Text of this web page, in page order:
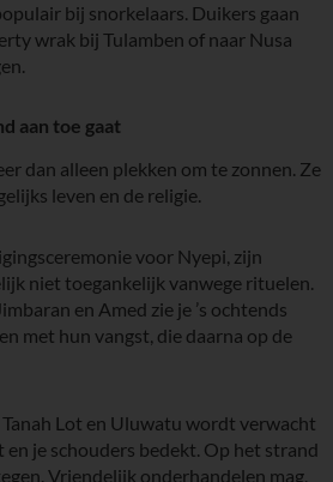
bij snorkelaars. Duikers gaan
wrak bij Tulamben of naar Nusa
aan toe gaat
dan alleen plekken om te zonnen. Ze
leven en de religie.
voor Nyepi, zijn
niet toegankelijk vanwege rituelen.
en Amed zie je ’s ochtends
met hun vangst, die daarna op de
Lot en Uluwatu wordt verwacht
en je schouders bedekt. Op het strand
Vriendelijk onderhandelen mag,